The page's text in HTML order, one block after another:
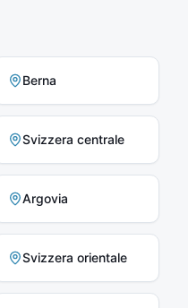
Berna
Svizzera centrale
Argovia
Svizzera orientale